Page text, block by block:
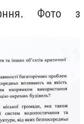
Фото з